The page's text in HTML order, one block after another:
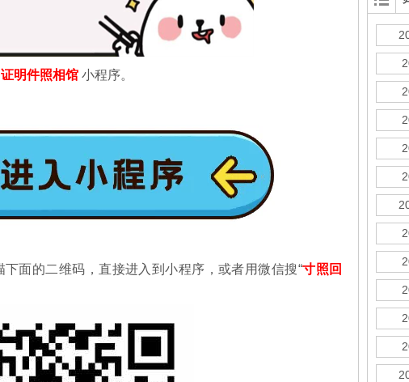
证明件照相馆 小程序。
下面的二维码，直接进入到小程序，或者用微信搜“寸照回